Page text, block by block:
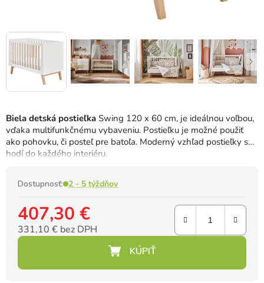
Biela detská postieľka Swing 120 x 60 cm, je ideálnou voľbou,
vďaka multifunkčnému vybaveniu. Postieľku je možné použiť
ako pohovku, či posteľ pre batoľa. Moderný vzhľad postieľky sa
hodí do každého interiéru.
Dostupnosť: 2 - 5 týždňov
407,30 €
331,10 € bez DPH